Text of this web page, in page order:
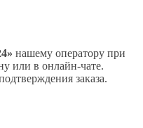
нашему оператору при
или в онлайн-чате.
заказа.